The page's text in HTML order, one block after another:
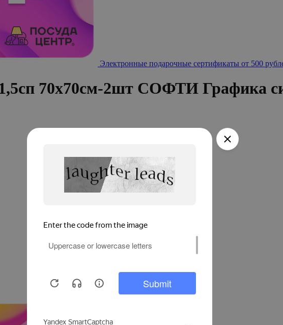
Электронные подарочные сертификаты от 500
1,5сп 70х70см-2шт СОФТИ Графика